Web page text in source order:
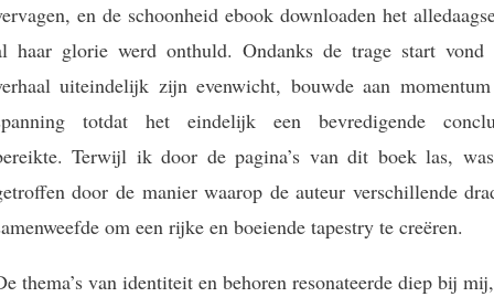
en de schoonheid ebook downloaden het
haar glorie werd onthuld. Ondanks de trage start vond
uiteindelijk zijn evenwicht, bouwde aan
totdat het eindelijk een bevredigende
Terwijl ik door de pagina’s van dit boek las,
door de manier waarop de auteur verschillende
om een rijke en boeiende tapestry te creëren.
thema’s van identiteit en behoren resonateerde diep bij